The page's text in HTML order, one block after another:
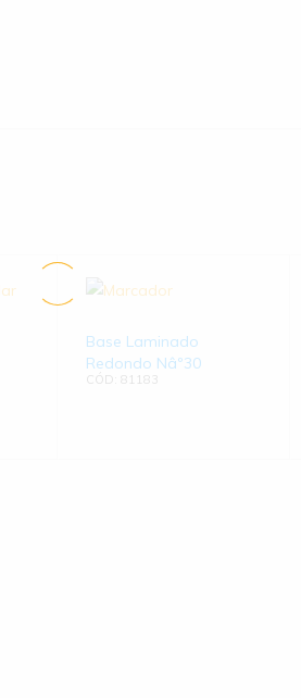
Base Laminado
Redondo Nâº30
CÓD: 81183